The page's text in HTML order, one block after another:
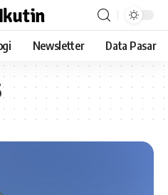
Newsletter Data Pasar